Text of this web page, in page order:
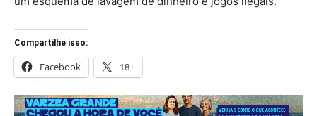
Compartilhe isso:
Facebook 18+